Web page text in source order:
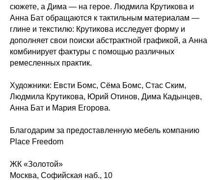
сюжете, а Дима — на герое. Людмила Крутикова и
Анна Бат обращаются к тактильным материалам —
глине и текстилю: Крутикова исследует форму и
дополняет свои поиски абстрактной графикой, а Анна
комбинирует фактуры с помощью различных
ремесленных практик.
Художники: Евсти Бомс, Сёма Бомс, Стас Ским,
Людмила Крутикова, Юрий Отинов, Дима Кадынцев,
Анна Бат и Мария Егорова.
Благодарим за предоставленную мебель компанию
Place Freedom
ЖК «Золотой»
Москва, Софийская наб., 10